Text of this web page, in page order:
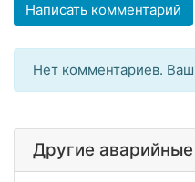
Написать комментарий
Нет комментариев.
Другие